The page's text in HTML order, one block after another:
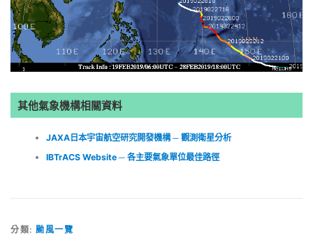
其他氣象機構相關資料
JAXA日本宇宙航空研究開發機構 ─ 觀測衛星分析
IBTrACS Website ─ 各主要氣象單位最佳路徑
分類: 颱風一覽